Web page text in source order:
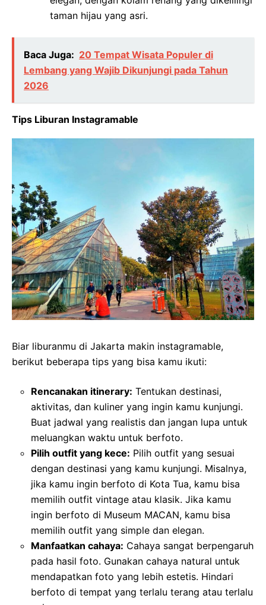
taman hijau yang asri.
Baca Juga: 20 Tempat Wisata Populer di
Lembang yang Wajib Dikunjungi pada Tahun
2026
Tips Liburan Instagramable
Biar liburanmu di Jakarta makin instagramable,
berikut beberapa tips yang bisa kamu ikuti:
Rencanakan itinerary: Tentukan destinasi,
aktivitas, dan kuliner yang ingin kamu kunjungi.
Buat jadwal yang realistis dan jangan lupa untuk
meluangkan waktu untuk berfoto.
Pilih outfit yang kece: Pilih outfit yang sesuai
dengan destinasi yang kamu kunjungi. Misalnya,
jika kamu ingin berfoto di Kota Tua, kamu bisa
memilih outfit vintage atau klasik. Jika kamu
ingin berfoto di Museum MACAN, kamu bisa
memilih outfit yang simple dan elegan.
Manfaatkan cahaya: Cahaya sangat berpengaruh
pada hasil foto. Gunakan cahaya natural untuk
mendapatkan foto yang lebih estetis. Hindari
berfoto di tempat yang terlalu terang atau terlalu